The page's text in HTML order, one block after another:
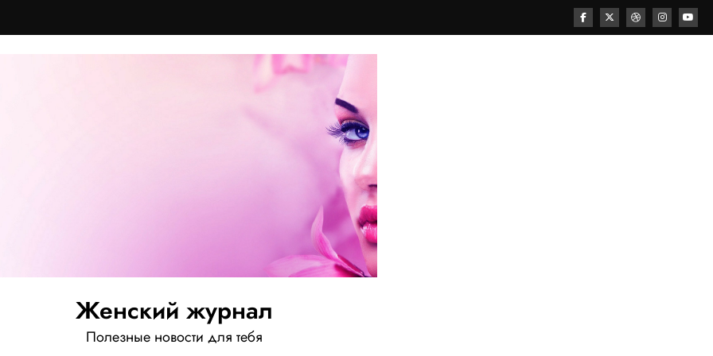
Женский журнал
Полезные новости для тебя